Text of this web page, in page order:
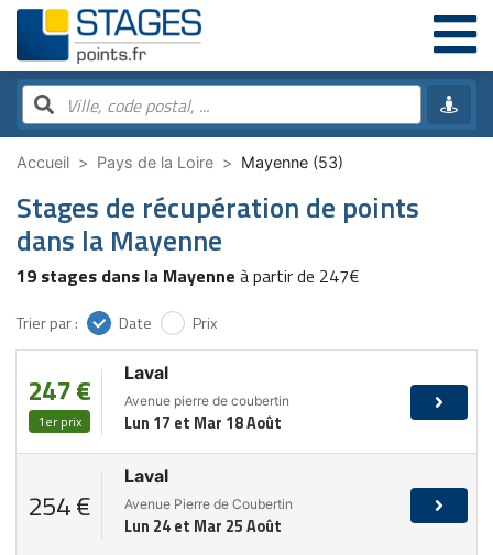
Accueil Pays de la Loire Mayenne (53)
Stages de récupération de points
dans la Mayenne
19 stages dans la Mayenne à partir de 247€
Trier par : Date Prix
247 €
1er prix
Laval
Avenue pierre de coubertin
Lun 17 et Mar 18 Août
254 €
Laval
Avenue Pierre de Coubertin
Lun 24 et Mar 25 Août